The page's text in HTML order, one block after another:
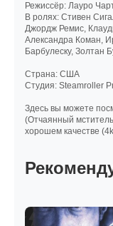
Режиссёр: Лауро
В ролях: Стивен
Джордж Ремис,
Александра Коман,
Барбулеску, Золтан
Cтрана: США
Cтудия: Steamroller
Здесь вы можете
(Отчаянный
хорошем качестве